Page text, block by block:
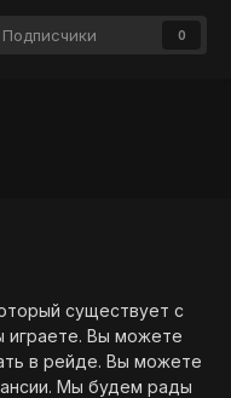
Подписчики 0
существует с
играете. Вы можете
в рейде. Вы можете
. Мы будем рады